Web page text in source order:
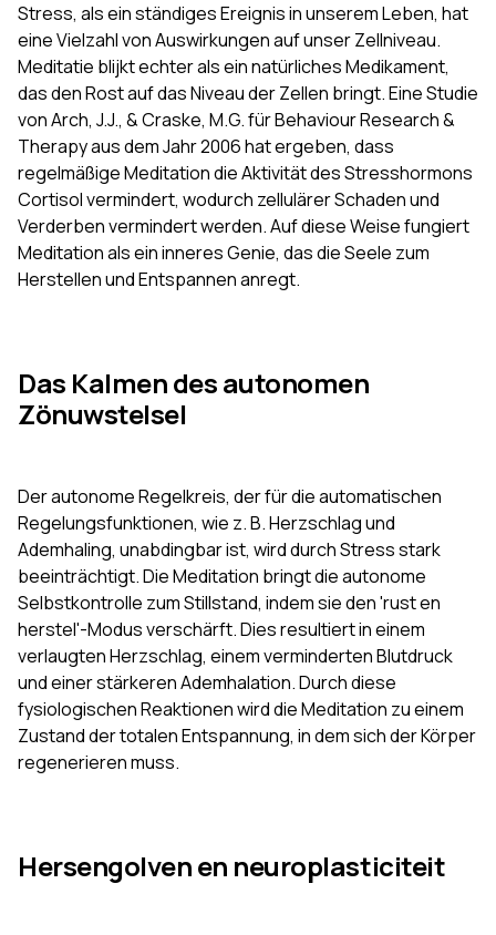
Stress, als ein ständiges Ereignis in unserem Leben, hat
eine Vielzahl von Auswirkungen auf unser Zellniveau.
Meditatie blijkt echter als ein natürliches Medikament,
das den Rost auf das Niveau der Zellen bringt. Eine Studie
von Arch, J.J., & Craske, M.G. für Behaviour Research &
Therapy aus dem Jahr 2006 hat ergeben, dass
regelmäßige Meditation die Aktivität des Stresshormons
Cortisol vermindert, wodurch zellulärer Schaden und
Verderben vermindert werden. Auf diese Weise fungiert
Meditation als ein inneres Genie, das die Seele zum
Herstellen und Entspannen anregt.
Das Kalmen des autonomen
Zönuwstelsel
Der autonome Regelkreis, der für die automatischen
Regelungsfunktionen, wie z. B. Herzschlag und
Ademhaling, unabdingbar ist, wird durch Stress stark
beeinträchtigt. Die Meditation bringt die autonome
Selbstkontrolle zum Stillstand, indem sie den 'rust en
herstel'-Modus verschärft. Dies resultiert in einem
verlaugten Herzschlag, einem verminderten Blutdruck
und einer stärkeren Ademhalation. Durch diese
fysiologischen Reaktionen wird die Meditation zu einem
Zustand der totalen Entspannung, in dem sich der Körper
regenerieren muss.
Hersengolven en neuroplasticiteit